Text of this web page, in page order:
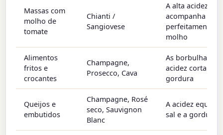
Massas com
molho de
tomate
Chianti /
Sangiovese
A alta acidez
acompanha
perfeitamente o
molho
Alimentos
fritos e
crocantes
Champagne,
Prosecco, Cava
As borbulhas e a
acidez cortam a
gordura
Queijos e
embutidos
Champagne, Rosé
seco, Sauvignon
Blanc
A acidez
sal e a gordura